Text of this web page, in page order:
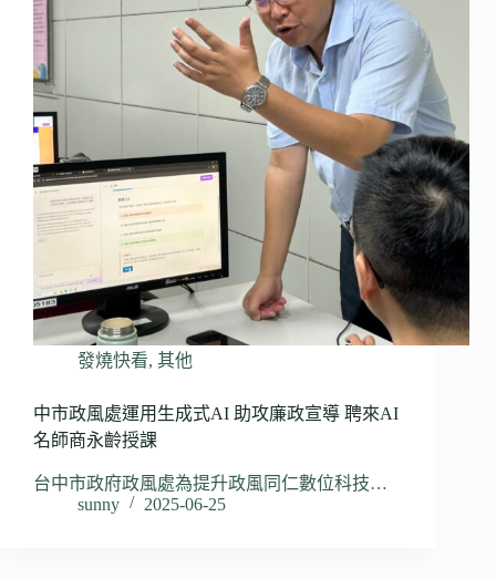
發燒快看, 其他
中市政風處運用生成式AI 助攻廉政宣導 聘來AI
名師商永齡授課
台中市政府政風處為提升政風同仁數位科技…
sunny
2025-06-25